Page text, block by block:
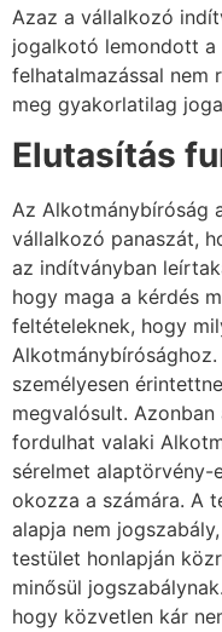
Azaz a vállalkozó
jogalkotó lemondott
felhatalmazással nem
meg gyakorlatilag
Elutasítás
Az Alkotmánybíróság
vállalkozó panaszát,
az indítványban
hogy maga a kérdés
feltételeknek, hogy
személyesen
megvalósult.
fordulhat valaki
sérelmet alaptörvény-
okozza a számára. A
alapja nem
testület honlapján
minősül
hogy közvetlen kár